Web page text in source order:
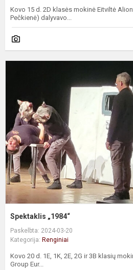
Kovo 15 d. 2D klasės mokinė Eitviltė
Pečkienė) dalyvavo...
Spektaklis „1984“
Paskelbta: 2024-03-20
Kategorija: Renginiai
Kovo 20 d. 1E, 1K, 2E, 2G ir 3B klasių
Group Eur...